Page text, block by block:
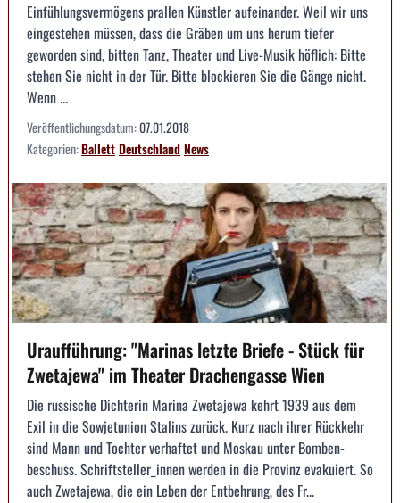
Einfühlungsvermögens prallen Künstler aufeinander. Weil wir uns
eingestehen müssen, dass die Gräben um uns herum tiefer
geworden sind, bitten Tanz, Theater und Live-Musik höflich: Bitte
stehen Sie nicht in der Tür. Bitte blockieren Sie die Gänge nicht.
Wenn ...
Veröffentlichungsdatum:07.01.2018
Kategorien:BallettDeutschlandNews
Uraufführung: "Marinas letzte Briefe - Stück für
Zwetajewa" im Theater Drachengasse Wien
Die russische Dichterin Marina Zwetajewa kehrt 1939 aus dem
Exil in die Sowjetunion Stalins zurück. Kurz nach ihrer Rückkehr
sind Mann und Tochter verhaftet und Moskau unter Bomben­
beschuss. Schriftsteller_innen werden in die Provinz evakuiert. So
auch Zwetajewa, die ein Leben der Entbehrung, des Fr...